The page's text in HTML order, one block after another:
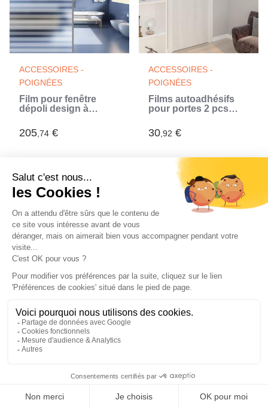
ACCESSOIRES -
POIGNÉES
Film pour fenêtre
dépoli design à
PVC (Blanc)
205,74 €
ACCESSOIRES -
POIGNÉES
Films autoadhésifs
pour portes 2 pcs
PVC (Blanc)
30,92 €
POIGNÉES
Films autoadhésifs
pour portes 2 pcs
Chêne foncé 210x90
cm PVC
POIGNÉES